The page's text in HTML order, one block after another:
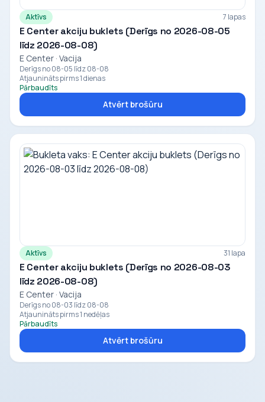
Aktīvs 7 lapas
E Center akciju buklets (Derīgs no 2026-08-05
līdz 2026-08-08)
E Center · Vacija
Derīgs no 08-05 līdz 08-08
Atjaunināts pirms 1 dienas
Pārbaudīts
Atvērt brošūru
Aktīvs 31 lapa
E Center akciju buklets (Derīgs no 2026-08-03
līdz 2026-08-08)
E Center · Vacija
Derīgs no 08-03 līdz 08-08
Atjaunināts pirms 1 nedēļas
Pārbaudīts
Atvērt brošūru